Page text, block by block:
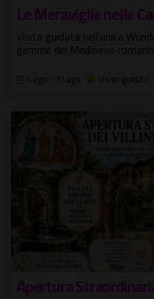
Le Meraviglie nelle
Visita guidata nell'unica
gemme del Medioevo
4 ago - 10 ago Visite guidate
Apertura